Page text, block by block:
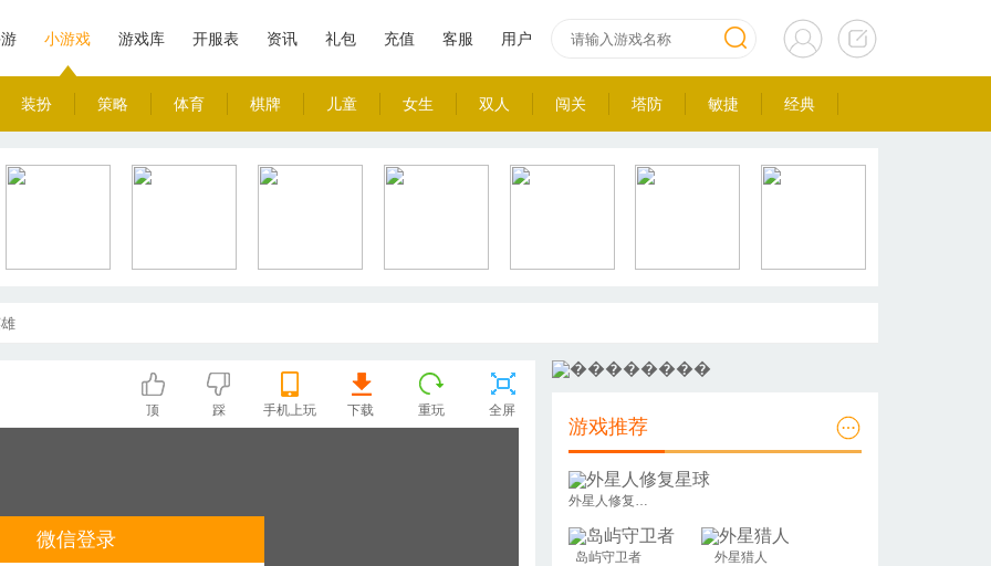
小游戏
装扮 策略 体育 棋牌 儿童 女生 双人 闯关 塔防 敏捷 经典
游戏库 开服表 资讯 礼包 充值 客服 用户
顶 踩 手机上玩 下载 重玩 全屏
微信登录
游戏推荐
外星人修复星球
岛屿守卫者 外星猎人